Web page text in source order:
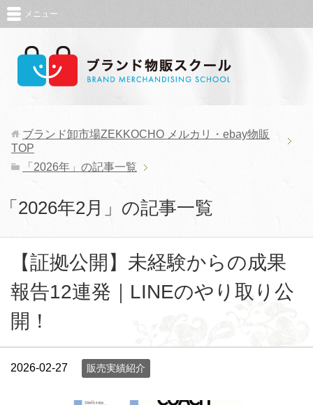
メニュー
ブランド卸市場ZEKKOCHO メルカリ・ebay物販
TOP
「2026年」の記事一覧
「2026年2月」の記事一覧
【証拠公開】未経験からの成果
報告12連発｜LINEのやり取り公
開！
2026-02-27 販売実績紹介